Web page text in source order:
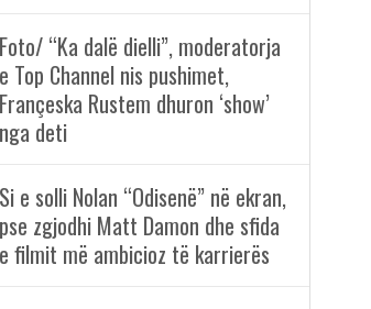
Foto/ “Ka dalë dielli”, moderatorja
e Top Channel nis pushimet,
Françeska Rustem dhuron ‘show’
nga deti
Si e solli Nolan “Odisenë” në ekran,
pse zgjodhi Matt Damon dhe sfida
e filmit më ambicioz të karrierës